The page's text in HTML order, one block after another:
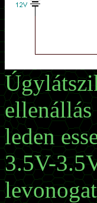
leden
3.5V-